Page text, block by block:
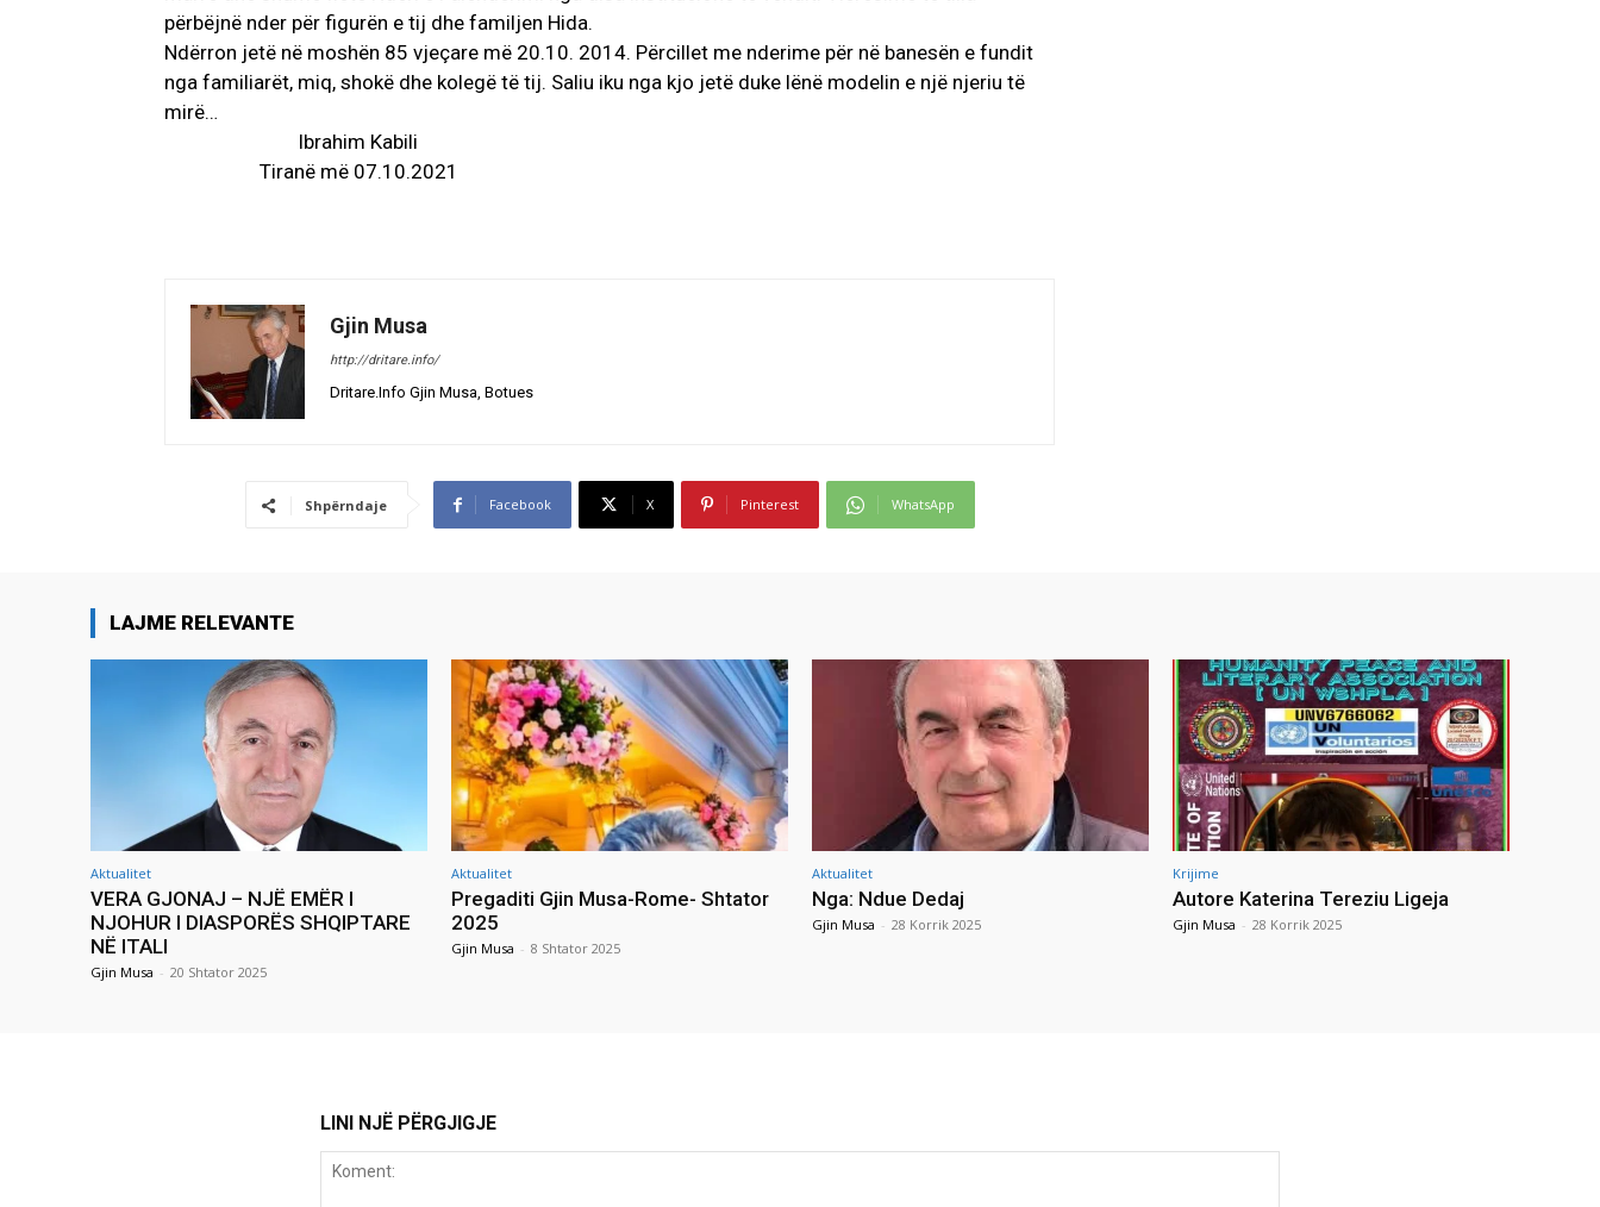
përbëjnë nder për figurën e tij dhe familjen Hida.
Ndërron jetë në moshën 85 vjeçare më 20.10. 2014. Përcillet me nderime për në banesën e fundit
nga familiarët, miq, shokë dhe kolegë të tij. Saliu iku nga kjo jetë duke lënë modelin e një njeriu të
mirë…
Ibrahim Kabili
Tiranë më 07.10.2021
Gjin Musa
http://dritare.info/
Dritare.Info Gjin Musa, Botues
Shpërndaje Facebook X Pinterest WhatsApp
LAJME RELEVANTE
Aktualitet
VERA GJONAJ – NJË EMËR I
NJOHUR I DIASPORËS SHQIPTARE
NË ITALI
Gjin Musa - 20 Shtator 2025
Aktualitet
Pregaditi Gjin Musa-Rome- Shtator
2025
Gjin Musa - 8 Shtator 2025
Aktualitet
Nga: Ndue Dedaj
Gjin Musa - 28 Korrik 2025
Krijime
Autore Katerina Tereziu Ligeja
Gjin Musa - 28 Korrik 2025
LINI NJË PËRGJIGJE